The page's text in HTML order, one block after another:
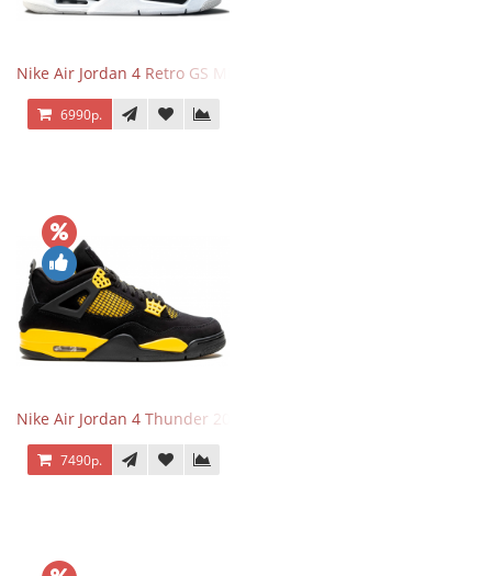
Nike Air Jordan 4 Retro GS Military Black
6990р.
Nike Air Jordan 4 Thunder 2023
7490р.